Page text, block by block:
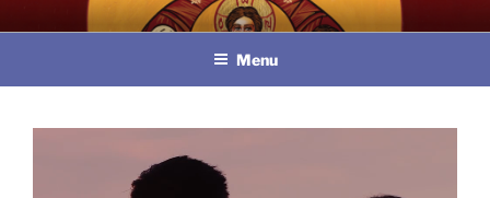
to
教區婚姻與家庭牧民委員會
Menu